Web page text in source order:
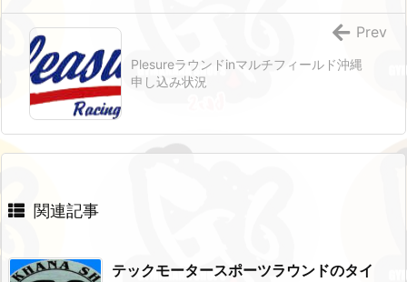
Plesureラウンドinマルチフィールド沖縄
申し込み状況
Prev
関連記事
テックモータースポーツラウンドのタイ